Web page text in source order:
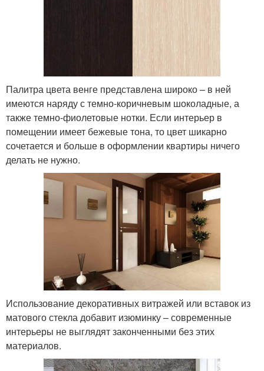
Палитра цвета венге представлена широко – в ней
имеются наряду с темно-коричневым шоколадные, а
также темно-фиолетовые нотки. Если интерьер в
помещении имеет бежевые тона, то цвет шикарно
сочетается и больше в оформлении квартиры ничего
делать не нужно.
Использование декоративных витражей или вставок из
матового стекла добавит изюминку – современные
интерьеры не выглядят законченными без этих
материалов.